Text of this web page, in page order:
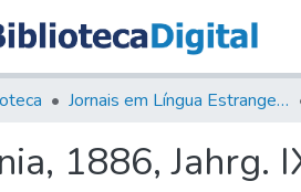
Jornais em Língua Estrangeira
1886, Jahrg.